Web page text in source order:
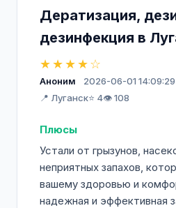
Дератизация,
дезинфекция в
★★★★☆
Аноним
2026-06-01 14:09:29
📍 Луганск⭐ 4👁️ 108
Плюсы
Устали от грызунов,
неприятных запахов,
вашему здоровью и
надежная и эффективная